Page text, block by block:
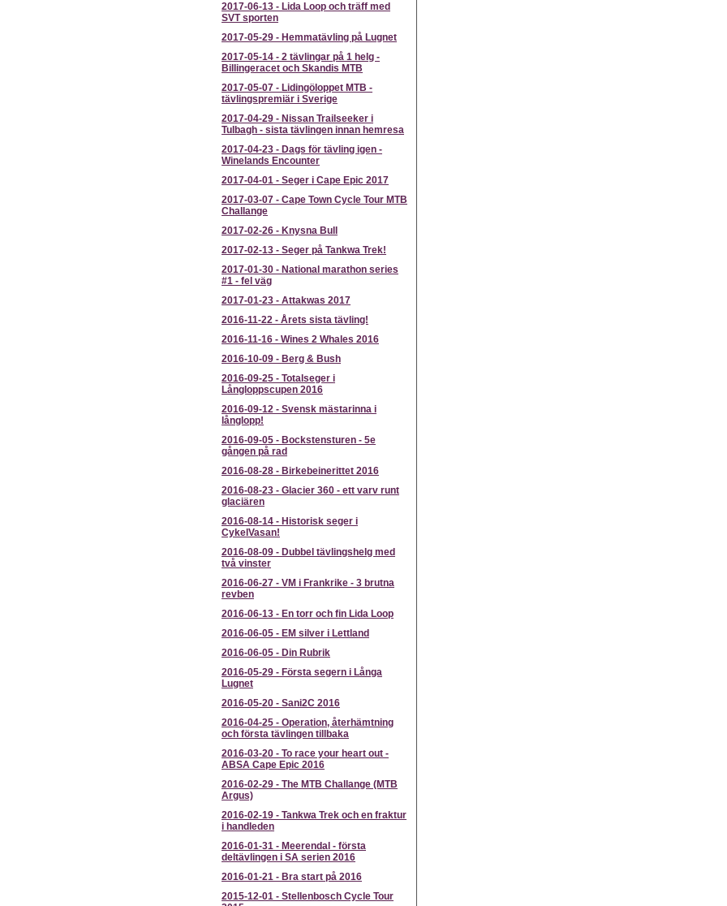
2017-06-13 - Lida Loop och träff med
SVT sporten
2017-05-29 - Hemmatävling på Lugnet
2017-05-14 - 2 tävlingar på 1 helg -
Billingeracet och Skandis MTB
2017-05-07 - Lidingöloppet MTB -
tävlingspremiär i Sverige
2017-04-29 - Nissan Trailseeker i
Tulbagh - sista tävlingen innan hemresa
2017-04-23 - Dags för tävling igen -
Winelands Encounter
2017-04-01 - Seger i Cape Epic 2017
2017-03-07 - Cape Town Cycle Tour MTB
Challange
2017-02-26 - Knysna Bull
2017-02-13 - Seger på Tankwa Trek!
2017-01-30 - National marathon series
#1 - fel väg
2017-01-23 - Attakwas 2017
2016-11-22 - Årets sista tävling!
2016-11-16 - Wines 2 Whales 2016
2016-10-09 - Berg & Bush
2016-09-25 - Totalseger i
Långloppscupen 2016
2016-09-12 - Svensk mästarinna i
långlopp!
2016-09-05 - Bockstensturen - 5e
gången på rad
2016-08-28 - Birkebeinerittet 2016
2016-08-23 - Glacier 360 - ett varv runt
glaciären
2016-08-14 - Historisk seger i
CykelVasan!
2016-08-09 - Dubbel tävlingshelg med
två vinster
2016-06-27 - VM i Frankrike - 3 brutna
revben
2016-06-13 - En torr och fin Lida Loop
2016-06-05 - EM silver i Lettland
2016-06-05 - Din Rubrik
2016-05-29 - Första segern i Långa
Lugnet
2016-05-20 - Sani2C 2016
2016-04-25 - Operation, återhämtning
och första tävlingen tillbaka
2016-03-20 - To race your heart out -
ABSA Cape Epic 2016
2016-02-29 - The MTB Challange (MTB
Argus)
2016-02-19 - Tankwa Trek och en fraktur
i handleden
2016-01-31 - Meerendal - första
deltävlingen i SA serien 2016
2016-01-21 - Bra start på 2016
2015-12-01 - Stellenbosch Cycle Tour